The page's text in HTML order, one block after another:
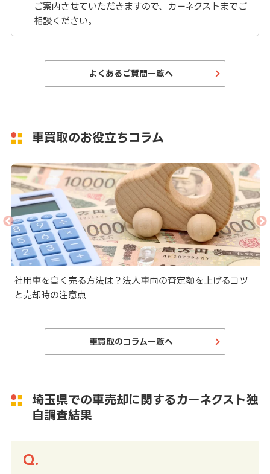
ご案内させていただきますので、カーネクストまでご
相談ください。
よくあるご質問一覧へ
車買取のお役立ちコラム
社用車を高く売る方法は？法人車両の査定額を上げるコツ
と売却時の注意点
車買取のコラム一覧へ
埼玉県での車売却に関するカーネクスト独
自調査結果